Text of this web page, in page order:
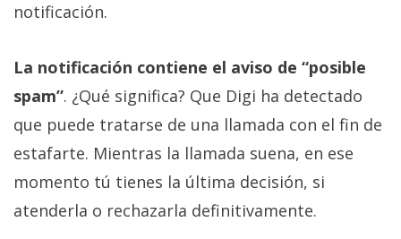
notificación.
La notificación contiene el aviso de “posible
spam”. ¿Qué significa? Que Digi ha detectado
que puede tratarse de una llamada con el fin de
estafarte. Mientras la llamada suena, en ese
momento tú tienes la última decisión, si
atenderla o rechazarla definitivamente.